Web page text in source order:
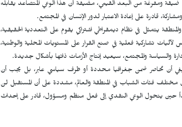
ضيقة ومفرغة من البعد القيمي، مضيفة أن هذا الوعي المتصاعد يقابله
قادرة على إعادة الاعتبار لدور الإنسان في المجتمع.
يتمثل في نظام ديمقراطي اشتراكي يقوم على التعددية الحقيقية،
تشاركية فعلية في صنع القرار على المستويات المحلية والوطنية،
والسياسة والمجتمع، سيعيد إنتاج الأزمات ذاتها بأشكال جديدة.
أن تحاصر ضمن جغرافيا محددة أو ظرف سياسي عابر، بل يجب أن
مختلف فئات الشباب في المنطقة والعالم، مشددة على أن المستقبل لن
حين يتحول الوعي النقدي إلى فعل منظم ومسؤول، قادر على إحداث